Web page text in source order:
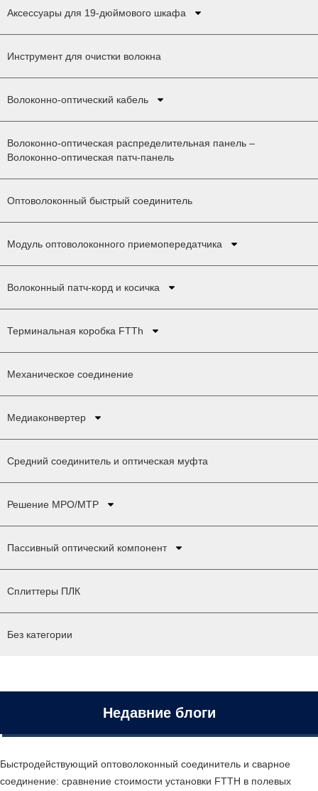
Аксессуары для 19-дюймового шкафа
Инструмент для очистки волокна
Волоконно-оптический кабель
Волоконно-оптическая распределительная панель –
Волоконно-оптическая патч-панель
Оптоволоконный быстрый соединитель
Модуль оптоволоконного приемопередатчика
Волоконный патч-корд и косичка
Терминальная коробка FTTh
Механическое соединение
Медиаконвертер
Средний соединитель и оптическая муфта
Решение MPO/MTP
Пассивный оптический компонент
Сплиттеры ПЛК
Без категории
Недавние блоги
Быстродействующий оптоволоконный соединитель и сварное
соединение: сравнение стоимости установки FTTH в полевых